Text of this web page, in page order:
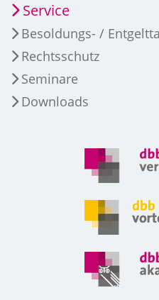
Service
Besoldungs- /
Rechtsschutz
Seminare
Downloads